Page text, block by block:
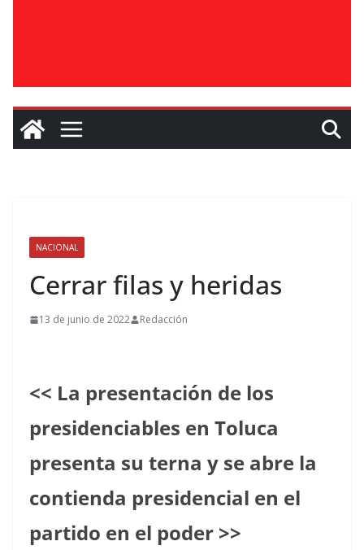
NACIONAL
Cerrar filas y heridas
13 de junio de 2022 Redacción
<< La presentación de los
presidenciables en Toluca
presenta su terna y se abre la
contienda presidencial en el
partido en el poder >>